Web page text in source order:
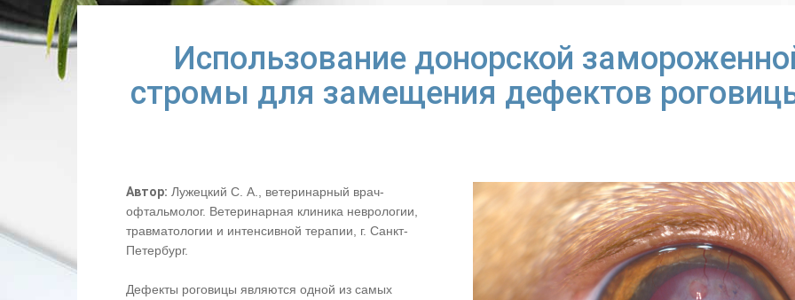
Использование донорской
стромы для замещения дефектов
Автор: Лужецкий С. А., ветеринарный врач-
офтальмолог. Ветеринарная клиника неврологии,
травматологии и интенсивной терапии, г. Санкт-
Петербург.
Дефекты роговицы являются одной из самых